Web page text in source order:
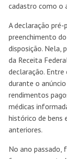
cadastro como o
A declaração pré-
preenchimento
disposição. Nela,
da Receita
declaração.
durante o
rendimentos
médicas
histórico de bens
anteriores.
No ano passado,